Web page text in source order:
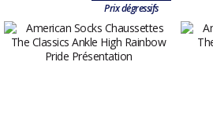
Prix dégressifs